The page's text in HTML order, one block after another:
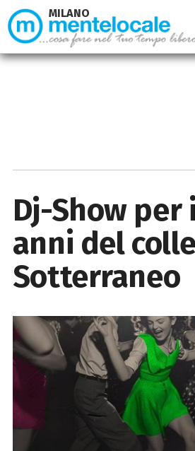
Dj-Show per
anni del
Sotterraneo
MILANO